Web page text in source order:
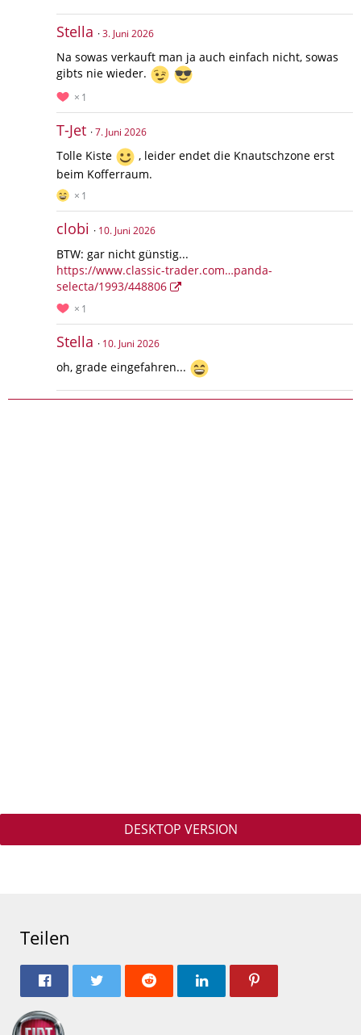
Stella 3. Juni 2026
Na sowas verkauft man ja auch einfach nicht, sowas
gibts nie wieder.
1
T-Jet 7. Juni 2026
Tolle Kiste
, leider endet die Knautschzone erst
beim Kofferraum.
1
clobi 10. Juni 2026
BTW: gar nicht günstig...
https://www.classic-trader.com…panda-
selecta/1993/448806
1
Stella 10. Juni 2026
oh, grade eingefahren...
DESKTOP VERSION
Teilen